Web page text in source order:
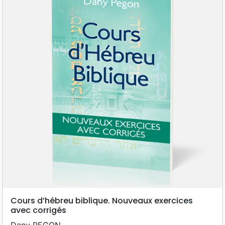
Cours d’hébreu biblique. Nouveaux exercices
avec corrigés